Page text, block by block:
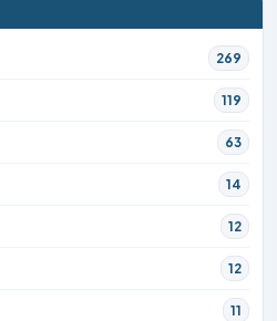
269
119
63
14
12
12
11